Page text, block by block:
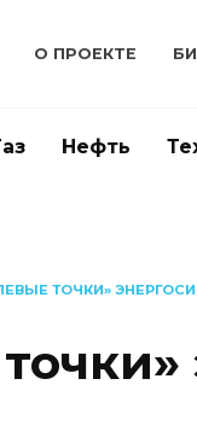
О ПРОЕКТЕ
Нефть
ТОЧКИ»